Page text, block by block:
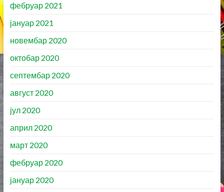
фебруар 2021
јануар 2021
новембар 2020
октобар 2020
септембар 2020
август 2020
јул 2020
април 2020
март 2020
фебруар 2020
јануар 2020